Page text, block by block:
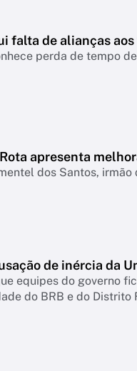
falta de alianças aos
perda de tempo
apresenta
dos Santos,
de inércia da
equipes do governo
do BRB e do Distrito